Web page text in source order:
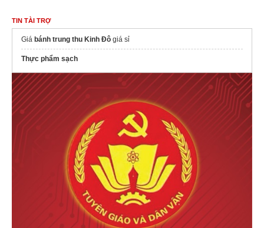
TIN TÀI TRỢ
Giá bánh trung thu Kinh Đô giá sỉ
Thực phẩm sạch